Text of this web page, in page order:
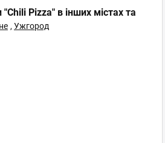
Pizza" в інших містах та
, Ужгород